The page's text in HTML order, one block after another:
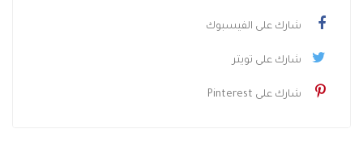
شارك على الفيسبوك
شارك على تويتر
شارك على Pinterest